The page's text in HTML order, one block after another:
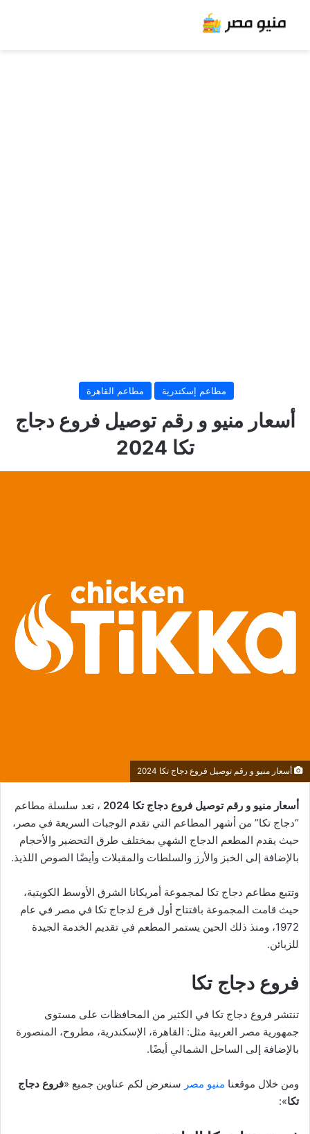
مطاعم إسكندرية مطاعم القاهرة
أسعار منيو و رقم توصيل فروع دجاج
تكا 2024
أسعار منيو و رقم توصيل فروع دجاج تكا 2024
أسعار منيو و رقم توصيل فروع دجاج تكا 2024
، تعد سلسلة مطاعم
“دجاج تكا” من أشهر المطاعم التي تقدم الوجبات السريعة في مصر،
حيث يقدم المطعم الدجاج الشهي بمختلف طرق التحضير والأحجام
بالإضافة إلى الخبز والأرز والسلطات والمقبلات وأيضًا الصوص اللذيذ.
وتتبع مطاعم دجاج تكا لمجموعة أمريكانا الشرق الأوسط الكويتية،
حيث قامت المجموعة بافتتاح أول فرع لدجاج تكا في مصر في عام
1972، ومنذ ذلك الحين يستمر المطعم في تقديم الخدمة الجيدة
للزبائن.
فروع دجاج تكا
تنتشر فروع دجاج تكا في الكثير من المحافظات على مستوى
جمهورية مصر العربية مثل: القاهرة، الإسكندرية، مطروح، المنصورة
بالإضافة إلى الساحل الشمالي أيضًا.
ومن خلال موقعنا منيو مصر سنعرض لكم عناوين جميع «فروع دجاج
تكا»: